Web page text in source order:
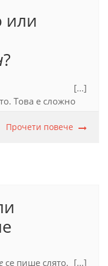
или
?
Това е сложно
и двете са
[...]
Прочети повече
се пише слято. [...]